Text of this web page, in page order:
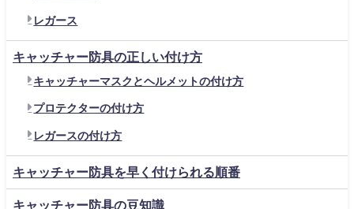
レガース
キャッチャー防具の正しい付け方
キャッチャーマスクとヘルメットの付け方
プロテクターの付け方
レガースの付け方
キャッチャー防具を早く付けられる順番
キャッチャー防具の豆知識